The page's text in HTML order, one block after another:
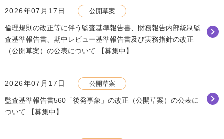
2026年07月17日 公開草案
倫理規則の改正等に伴う監査基準報告書、財務報告内部統制監
査基準報告書、期中レビュー基準報告書及び実務指針の改正
（公開草案）の公表について 【募集中】
2026年07月17日 公開草案
監査基準報告書560「後発事象」の改正（公開草案）の公表に
ついて 【募集中】